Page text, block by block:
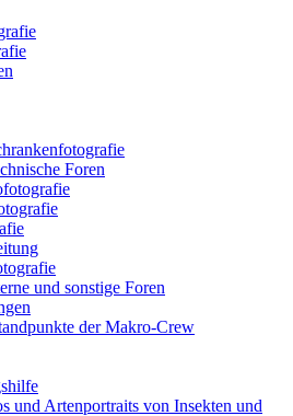
Foren
und sonstige Foren
der Makro-Crew
und Artenportraits von Insekten und